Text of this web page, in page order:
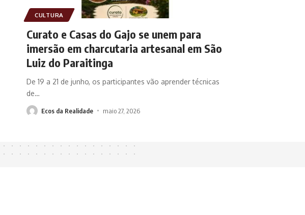
CULTURA
Curato e Casas do Gajo se unem para
imersão em charcutaria artesanal em São
Luiz do Paraitinga
De 19 a 21 de junho, os participantes vão aprender técnicas
de…
Ecos da Realidade maio 27, 2026